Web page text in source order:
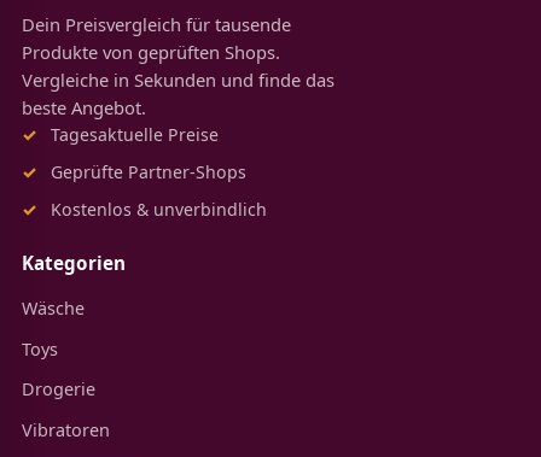
Dein Preisvergleich für tausende
Produkte von geprüften Shops.
Vergleiche in Sekunden und finde das
beste Angebot.
Tagesaktuelle Preise
Geprüfte Partner-Shops
Kostenlos & unverbindlich
Kategorien
Wäsche
Toys
Drogerie
Vibratoren